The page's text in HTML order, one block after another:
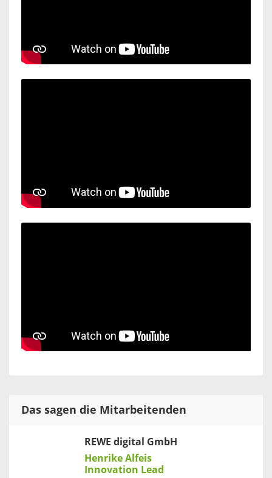
Das sagen die Mitarbeitenden
REWE digital GmbH
Henrike Alfeis
Innovation Lead